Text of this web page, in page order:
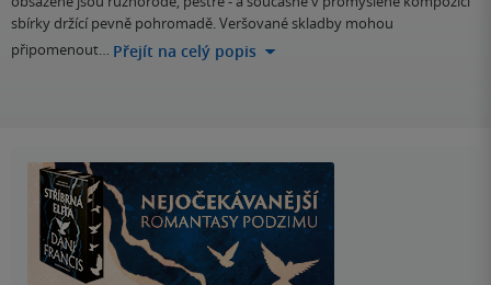
sbírky držící pevně pohromadě. Veršované skladby mohou
připomenout… Přejít na celý popis